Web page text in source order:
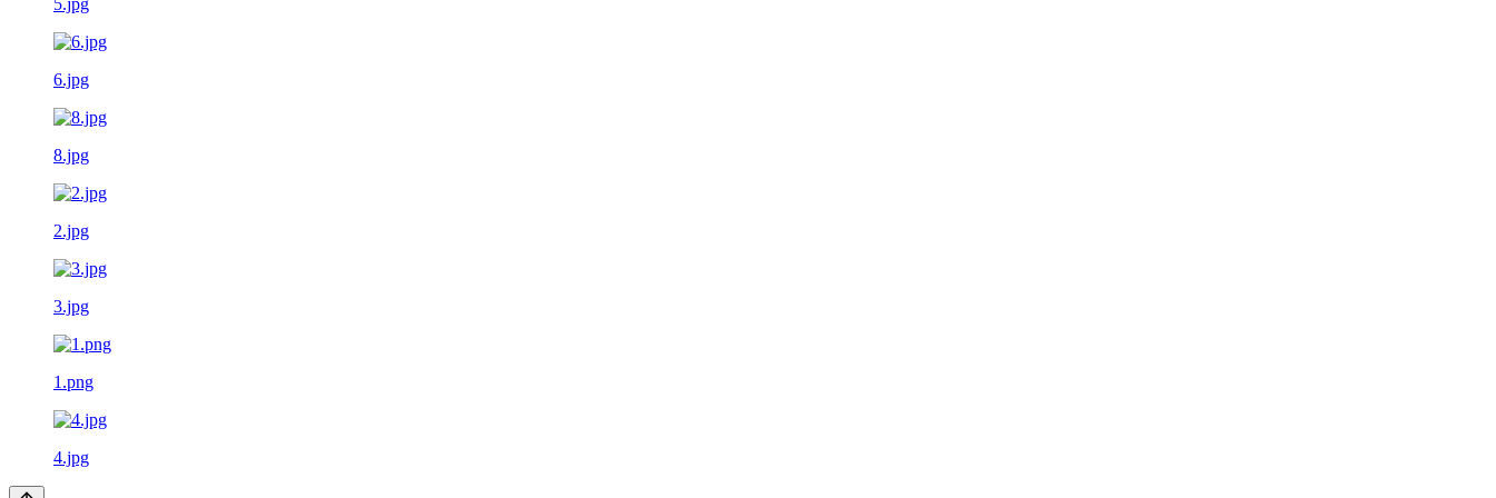
6.jpg
8.jpg
2.jpg
3.jpg
1.png
4.jpg